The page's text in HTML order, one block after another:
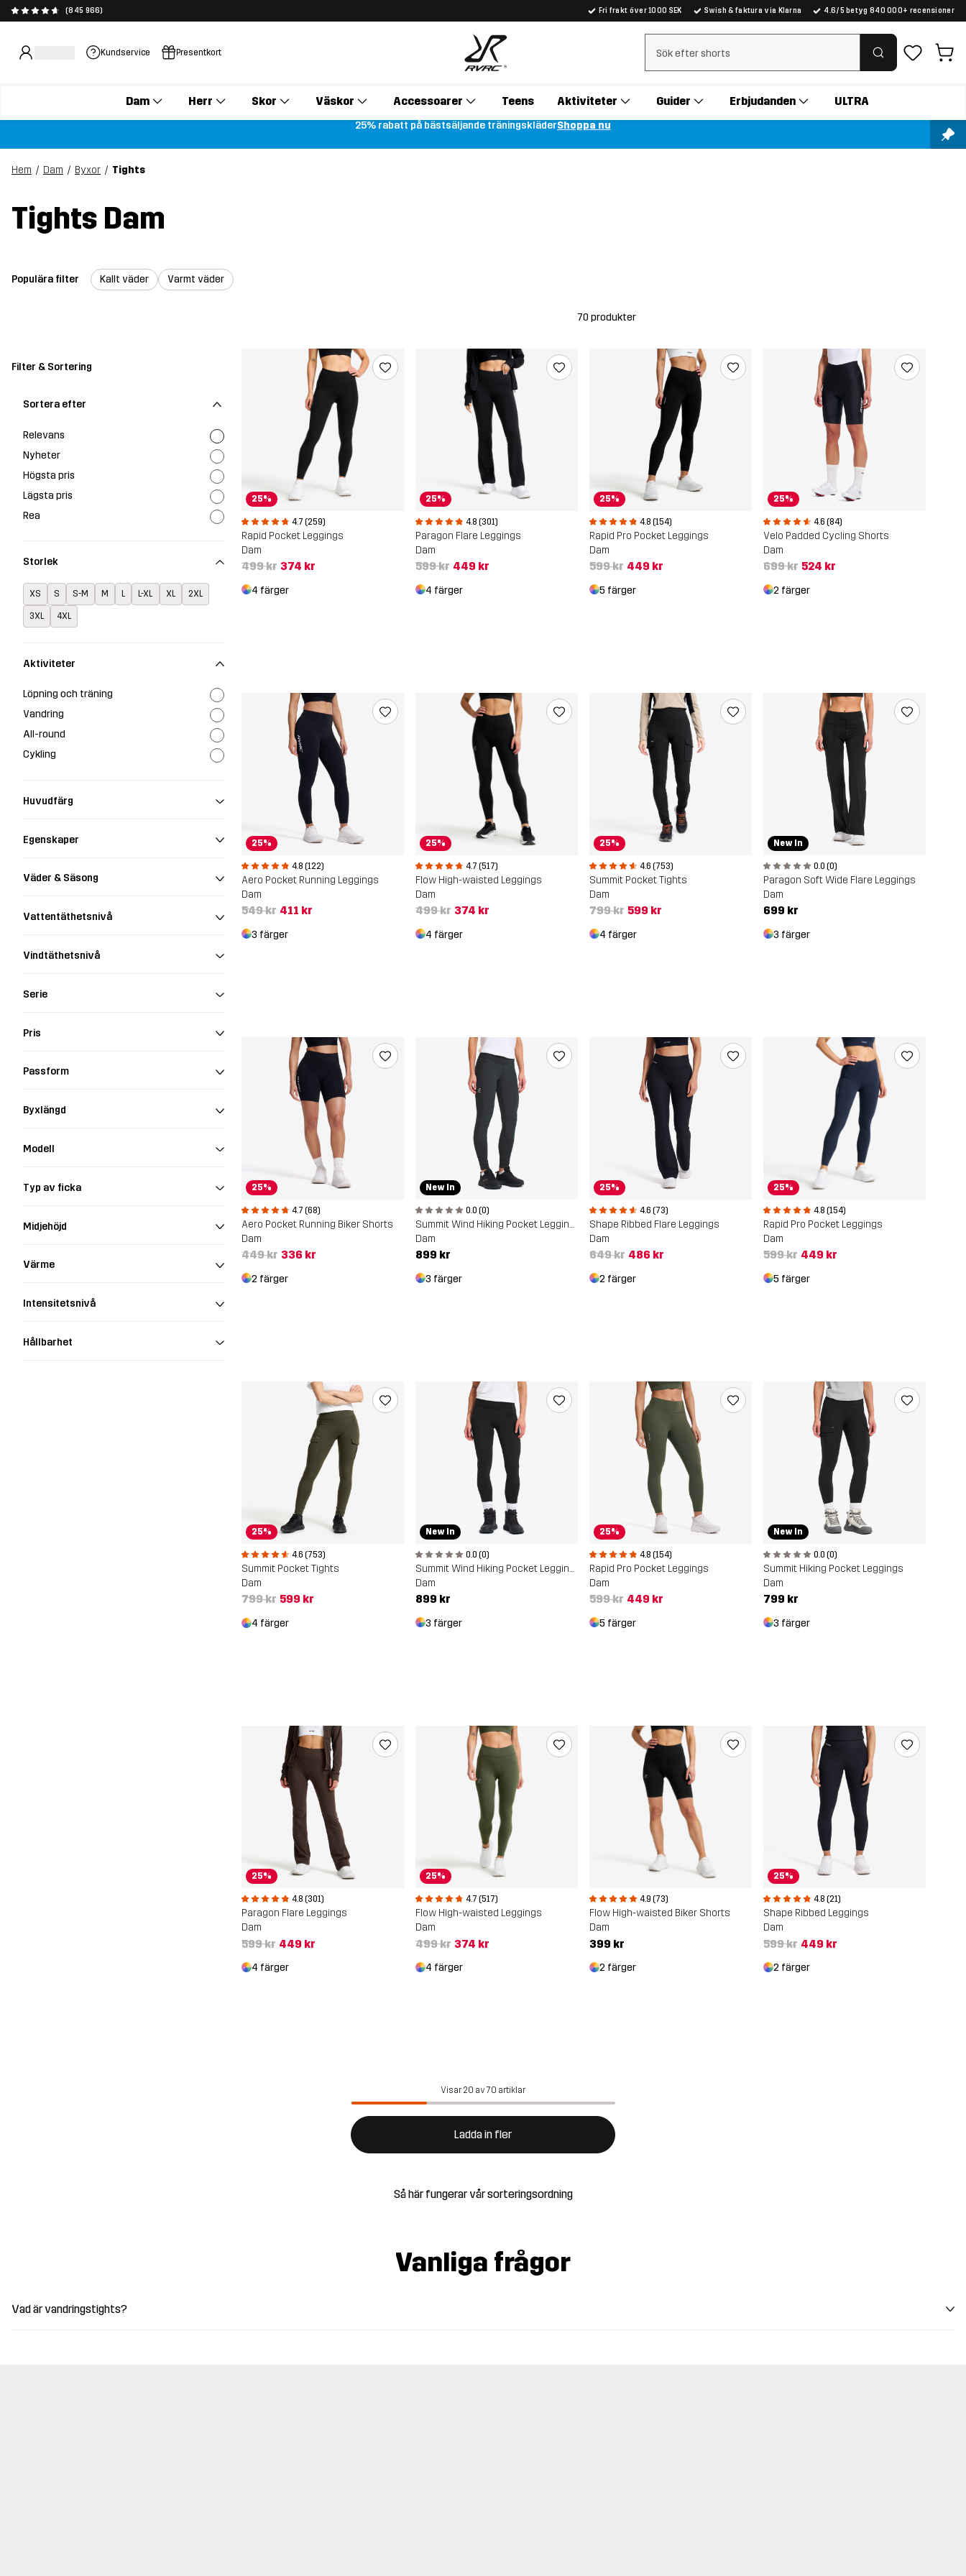
(845 966) Fri frakt över 1000 SEK Swish & faktura via Klarna 4.6/5 betyg 840 000+ recensioner
Kundservice Presentkort Rensa sök
Dam Herr Skor Väskor Accessoarer Teens Aktiviteter Guider Erbjudanden ULTRA
25% rabatt på bästsäljande träningskläderShoppa nu
Hem Dam Byxor Tights
Tights Dam
Populära filter Kallt väder Varmt väder
70 produkter
Filter & Sortering
Sortera efter
Relevans
Nyheter
Högsta pris
Lägsta pris
Rea
Storlek
XS S S-M M L L-XL XL 2XL
3XL 4XL
Aktiviteter
Löpning och träning
Vandring
All-round
Cykling
Huvudfärg
Egenskaper
Väder & Säsong
Vattentäthetsnivå
Vindtäthetsnivå
Serie
Pris
Passform
Byxlängd
Modell
Typ av ficka
Midjehöjd
Värme
Intensitetsnivå
Hållbarhet
25%
4.7 (259)
Rapid Pocket Leggings
Dam
499 kr 374 kr
4 färger
25%
4.8 (301)
Paragon Flare Leggings
Dam
599 kr 449 kr
4 färger
25%
4.8 (154)
Rapid Pro Pocket Leggings
Dam
599 kr 449 kr
5 färger
25%
4.6 (84)
Velo Padded Cycling Shorts
Dam
699 kr 524 kr
2 färger
25%
4.8 (122)
Aero Pocket Running Leggings
Dam
549 kr 411 kr
3 färger
25%
4.7 (517)
Flow High-waisted Leggings
Dam
499 kr 374 kr
4 färger
25%
4.6 (753)
Summit Pocket Tights
Dam
799 kr 599 kr
4 färger
New In
0.0 (0)
Paragon Soft Wide Flare Leggings
Dam
699 kr
3 färger
25%
4.7 (68)
Aero Pocket Running Biker Shorts
Dam
449 kr 336 kr
2 färger
New In
0.0 (0)
Summit Wind Hiking Pocket Leggings
Dam
899 kr
3 färger
25%
4.6 (73)
Shape Ribbed Flare Leggings
Dam
649 kr 486 kr
2 färger
25%
4.8 (154)
Rapid Pro Pocket Leggings
Dam
599 kr 449 kr
5 färger
25%
4.6 (753)
Summit Pocket Tights
Dam
799 kr 599 kr
4 färger
New In
0.0 (0)
Summit Wind Hiking Pocket Leggings
Dam
899 kr
3 färger
25%
4.8 (154)
Rapid Pro Pocket Leggings
Dam
599 kr 449 kr
5 färger
New In
0.0 (0)
Summit Hiking Pocket Leggings
Dam
799 kr
3 färger
25%
4.8 (301)
Paragon Flare Leggings
Dam
599 kr 449 kr
4 färger
25%
4.7 (517)
Flow High-waisted Leggings
Dam
499 kr 374 kr
4 färger
4.9 (73)
Flow High-waisted Biker Shorts
Dam
399 kr
2 färger
25%
4.8 (21)
Shape Ribbed Leggings
Dam
599 kr 449 kr
2 färger
Visar 20 av 70 artiklar
Ladda in fler
Så här fungerar vår sorteringsordning
Vanliga frågor
Vad är vandringstights?